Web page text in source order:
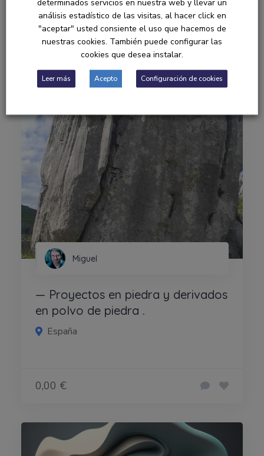
Miguel
— Proyectos en piedra y derivados
en polvo de piedra .
España
0,00 €
determinados servicios en nuestra web y llevar un
análisis estadístico de las visitas, al hacer click en
"aceptar" usted consiente el uso que hacemos de
nuestras cookies. También puede configurar las
cookies que desea instalar.
Leer más Acepto Configuración de cookies